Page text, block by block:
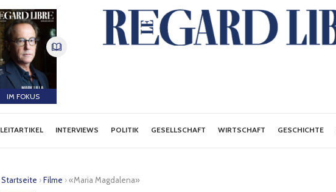
IM FOKUS
LEITARTIKEL INTERVIEWS POLITIK GESELLSCHAFT WIRTSCHAFT GESCHICHTE
Startseite ›Filme ›«Maria Magdalena»